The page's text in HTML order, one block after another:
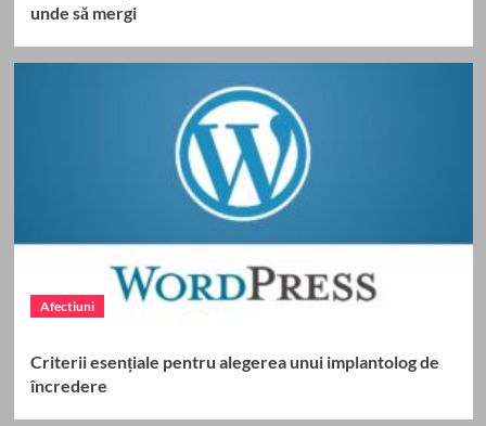
unde să mergi
Afectiuni
Criterii esențiale pentru alegerea unui implantolog de
încredere